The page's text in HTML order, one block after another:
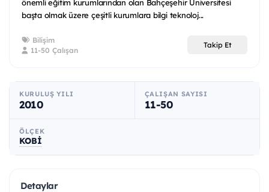
önemli eğitim kurumlarından olan Bahçeşehir Üniversitesi
başta olmak üzere çeşitli kurumlara bilgi teknoloj...
Bilişim
11-50 Çalışan
Takip Et
KURULUŞ YILI
2010
ÇALIŞAN SAYISI
11-50
ÖLÇEK
KOBİ
Detaylar